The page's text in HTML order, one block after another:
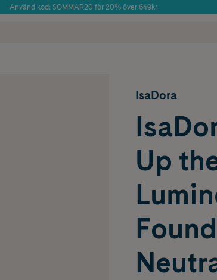
Använd kod: SOMMAR20 för 20% över 649kr
IsaDora
Up